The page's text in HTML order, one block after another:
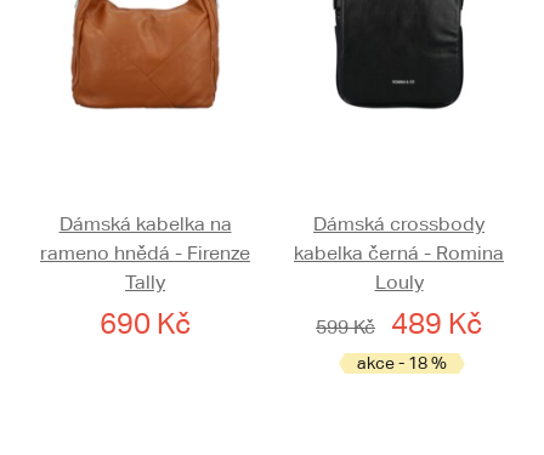
Dámská kabelka na
rameno hnědá - Firenze
Tally
690 Kč
Dámská crossbody
kabelka černá - Romina
Louly
599 Kč
489 Kč
akce - 18 %